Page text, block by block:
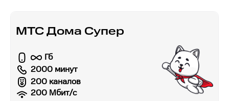
МТС Дома Супер
Гб
2000 минут
200 каналов
200 Мбит/с